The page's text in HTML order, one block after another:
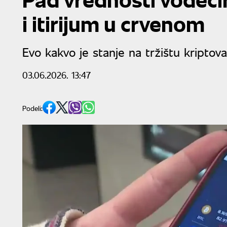
i itirijum u crvenom
Evo kakvo je stanje na tržištu
03.06.2026. 13:47
Podeli: